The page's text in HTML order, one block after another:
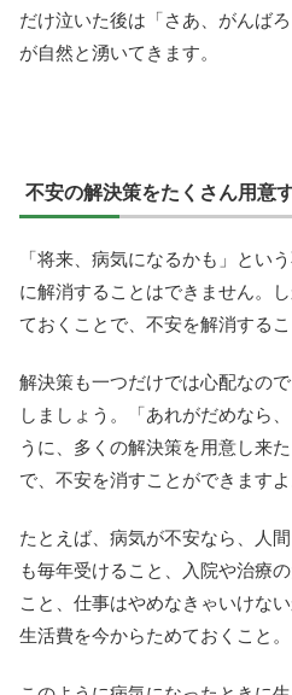
だけ泣いた後は「さあ、がんば
が自然と湧いてきます。
不安の解決策をたくさん用意
「将来、病気になるかも」とい
に解消することはできません。
ておくことで、不安を解消するこ
解決策も一つだけでは心配なの
しましょう。「あれがだめなら
うに、多くの解決策を用意し来
で、不安を消すことができますよ
たとえば、病気が不安なら、人
も毎年受けること、入院や治療
こと、仕事はやめなきゃいけな
生活費を今からためておくこと。